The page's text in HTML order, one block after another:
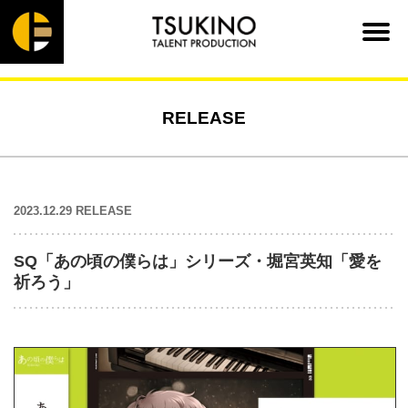
RELEASE
2023.12.29 RELEASE
SQ「あの頃の僕らは」シリーズ・堀宮英知「愛を
祈ろう」